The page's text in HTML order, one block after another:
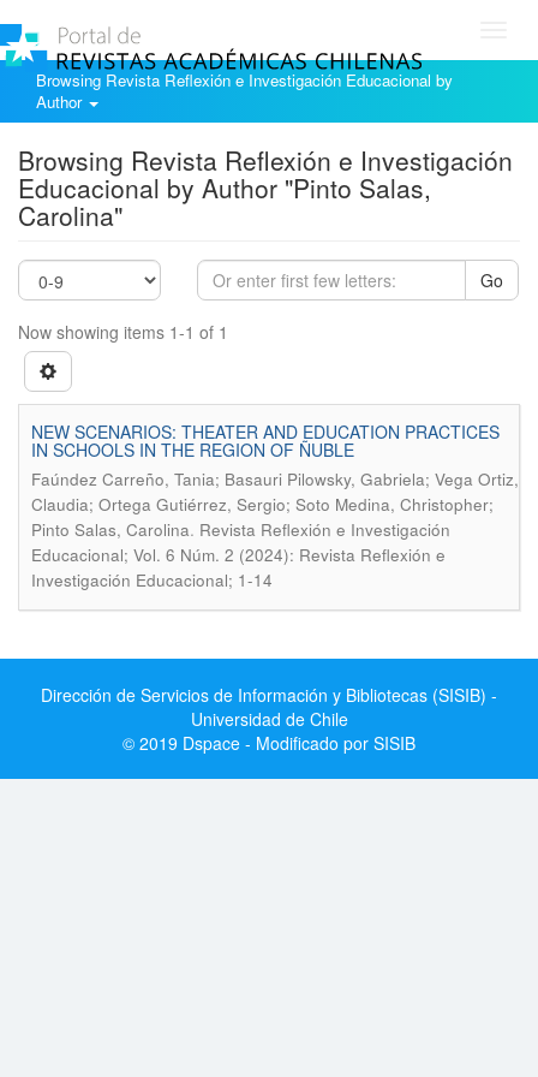
Browsing Revista Reflexión e Investigación Educacional by
Author
Browsing Revista Reflexión e Investigación
Educacional by Author "Pinto Salas,
Carolina"
Go
Now showing items 1-1 of 1
NEW SCENARIOS: THEATER AND EDUCATION PRACTICES
IN SCHOOLS IN THE REGION OF ÑUBLE
Faúndez Carreño, Tania; Basauri Pilowsky, Gabriela; Vega Ortiz,
Claudia; Ortega Gutiérrez, Sergio; Soto Medina, Christopher;
Pinto Salas, Carolina. Revista Reflexión e Investigación
Educacional; Vol. 6 Núm. 2 (2024): Revista Reflexión e
Investigación Educacional; 1-14
Dirección de Servicios de Información y Bibliotecas (SISIB) -
Universidad de Chile
© 2019 Dspace - Modificado por SISIB